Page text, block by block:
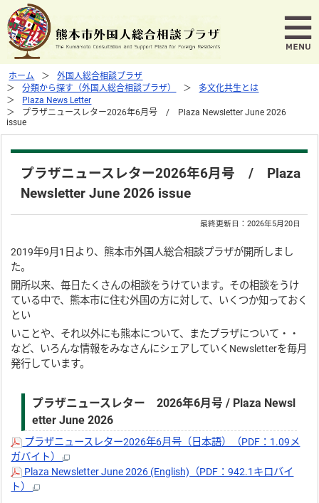
ホーム
外国人総合相談プラザ
分類から探す（外国人総合相談プラザ）
多文化共生とは
Plaza News Letter
プラザニュースレター2026年6月号 / Plaza Newsletter June 2026
issue
プラザニュースレター2026年6月号 / Plaza
Newsletter June 2026 issue
最終更新日：2026年5月20日
2019年9月1日より、熊本市外国人総合相談プラザが開所しまし
た。
開所以来、毎日たくさんの相談をうけています。その相談をうけ
ている中で、熊本市に住む外国の方に対して、いくつか知っておく
とい
いことや、それ以外にも熊本について、またプラザについて・・
など、いろんな情報をみなさんにシェアしていくNewsletterを毎月
発行しています。
プラザニュースレター 2026年6月号 / Plaza Newsl
etter June 2026
プラザニュースレター2026年6月号（日本語）（PDF：1.09メ
ガバイト）
Plaza Newsletter June 2026 (English)（PDF：942.1キロバイ
ト）